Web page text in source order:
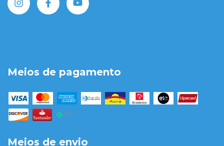
Meios de pagamento
Meios de envio